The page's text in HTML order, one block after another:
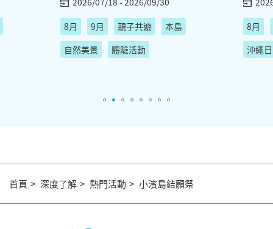
8月
9月 親子共遊
本島
自然美景
體驗活動
8月
沖繩
首頁 深度了解 熱門活動 小濱島結願祭